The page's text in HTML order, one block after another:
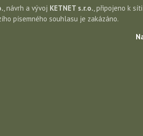
, návrh a vývoj KETNET s.r.o. , připojeno k
písemného souhlasu je zakázáno.